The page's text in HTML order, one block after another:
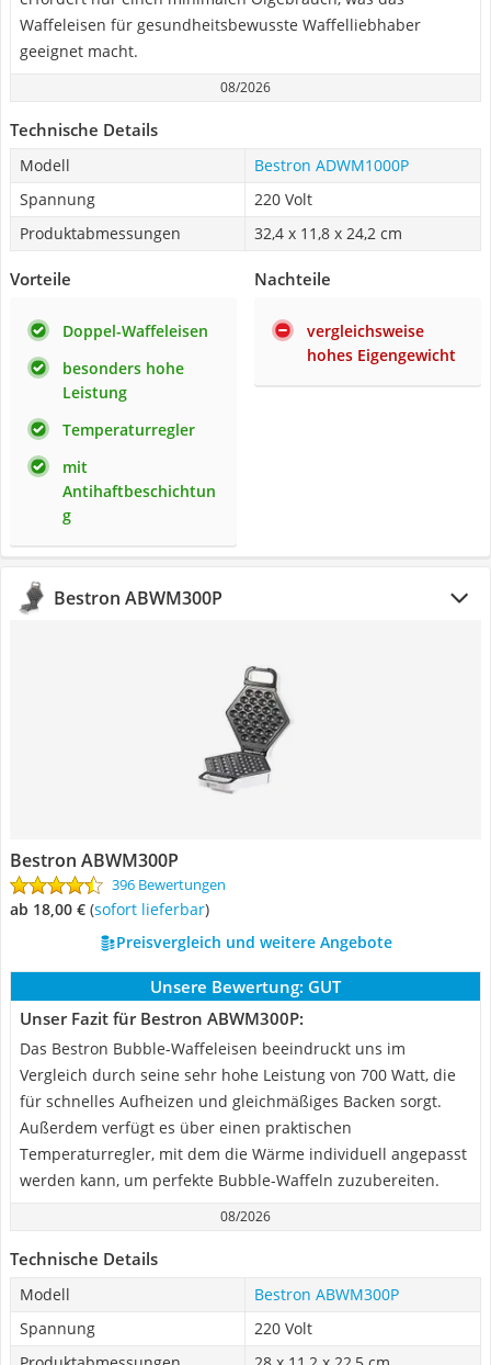
Waffeleisen für gesundheitsbewusste Waffelliebhaber
geeignet macht.
08/2026
Technische Details
Modell
Bestron ADWM1000P
Spannung
220 Volt
Produktabmessungen
32,4 x 11,8 x 24,2 cm
Vorteile
Doppel-Waffeleisen
besonders hohe
Leistung
Temperaturregler
mit
Antihaftbeschichtun
g
Nachteile
vergleichsweise
hohes Eigengewicht
Bestron ABWM300P
Bestron ABWM300P
396 Bewertungen
ab 18,00 € ( Sofort lieferbar)
Preisvergleich und weitere Angebote
Unsere Bewertung: GUT
Unser Fazit für Bestron ABWM300P:
Das Bestron Bubble-Waffeleisen beeindruckt uns im
Vergleich durch seine sehr hohe Leistung von 700 Watt, die
für schnelles Aufheizen und gleichmäßiges Backen sorgt.
Außerdem verfügt es über einen praktischen
Temperaturregler, mit dem die Wärme individuell angepasst
werden kann, um perfekte Bubble-Waffeln zuzubereiten.
08/2026
Technische Details
Modell
Bestron ABWM300P
Spannung
220 Volt